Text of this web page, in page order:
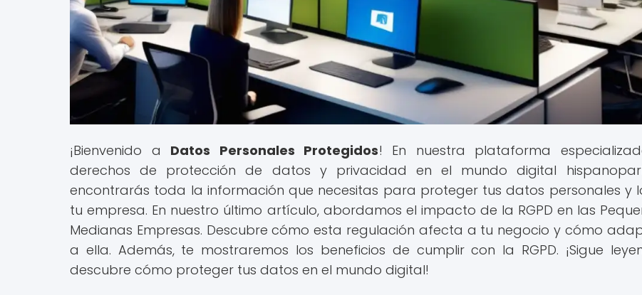
¡Bienvenido a Datos Personales Protegidos! En nuestra plataforma
derechos de protección de datos y privacidad en el mundo digital
encontrarás toda la información que necesitas para proteger tus datos personales y
tu empresa. En nuestro último artículo, abordamos el impacto de la RGPD en las
Medianas Empresas. Descubre cómo esta regulación afecta a tu negocio y cómo
a ella. Además, te mostraremos los beneficios de cumplir con la RGPD. ¡Sigue
descubre cómo proteger tus datos en el mundo digital!